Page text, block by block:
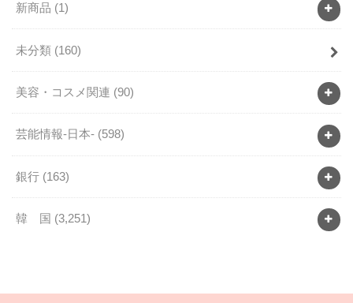
新商品 (1)
未分類 (160)
美容・コスメ関連 (90)
芸能情報-日本- (598)
銀行 (163)
韓 国 (3,251)